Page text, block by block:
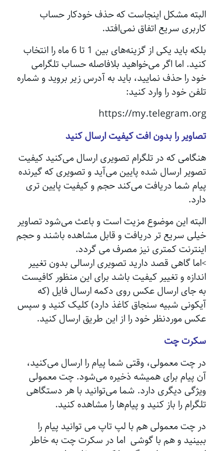
البته مشکل اینجاست که حذف خودکار حساب
کاربری سریع اتفاق نمی‌افتد.
بلکه باید یکی از گزینه‌های بین 1 تا 6 ماه را انتخاب
کنید. اما اگر می‌خواهید بلافاصله حساب تلگرامی
خود را حذف نمایید، باید به آدرس زیر بروید و شماره
تلفن‌ خود را وارد کنید:
https://my.telegram.org
تصاویر را بدون افت کیفیت ارسال کنید
هنگامی که در تلگرام تصویری ارسال می‌کنید کیفیت
تصویر ارسال‌ شده پایین می‌آید و تصویری که گیرنده
پیام شما دریافت می‌کند حجم و کیفیت پایین‌ تری
دارد.
البته این موضوع مزیت است و باعث می‌شود تصاویر
خیلی سریع‌ تر دریافت و قابل مشاهده باشند و حجم
اینترنت کمتری نیز مصرف می گردد.
اما گاهی قصد دارید تصویری ارسالی بدون تغییر
اندازه و تغییر کیفیت باشد برای این منظور کافیست
به جای ارسال عکس روی دکمه ارسال فایل (که
آیکونی شبیه سنجاق کاغذ دارد) کلیک کنید و سپس
عکس موردنظر خود را از این طریق ارسال کنید.
سکرت چت
در چت معمولی، وقتی شما پیام را ارسال می‌کنید،
آن پیام برای همیشه ذخیره می‌شود. چت معمولی
ویژگی دیگری دارد. شما می‌توانید با هر دستگاهی
تلگرام را باز کنید و پیام‌ها را مشاهده کنید.
در چت معمولی هم با لپ تاپ می ‌توانید پیام را
ببینید و هم با گوشی اما در سکرت چت به خاطر